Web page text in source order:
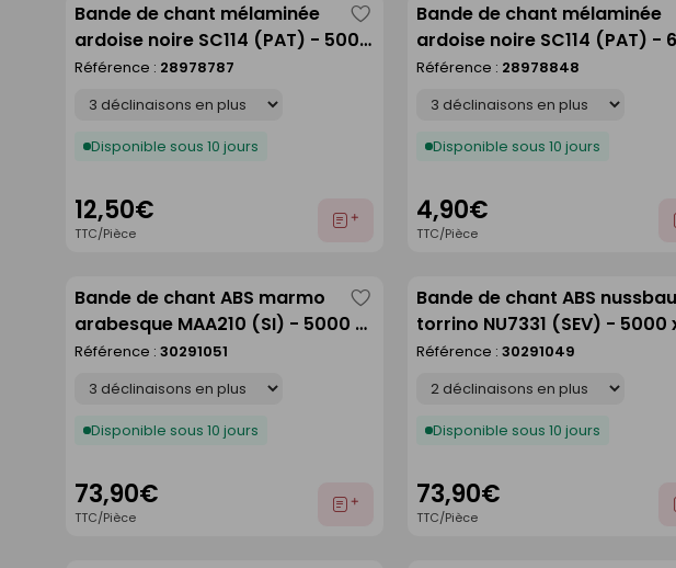
Bande de chant mélaminée
ardoise noire SC114 (PAT) - 5000
x 44 mm
Référence : 28978787
Disponible sous 10 jours
12,50€
TTC/Pièce
Ajouter
Enregistrer
comme
Bande de chant mélaminée
ardoise noire SC114 (PAT) -
44 mm
Référence : 28978848
Disponible sous 10 jours
4,90€
TTC/Pièce
Bande de chant ABS marmo
arabesque MAA210 (SI) - 5000 x
43 mm
Référence : 30291051
Disponible sous 10 jours
73,90€
TTC/Pièce
Ajouter
Enregistrer
comme
Bande de chant ABS
torrino NU7331 (SEV) - 5000
mm
Référence : 30291049
Disponible sous 10 jours
73,90€
TTC/Pièce